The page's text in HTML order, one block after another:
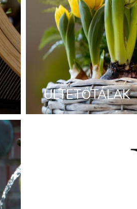
ÜLTETŐTÁLAK